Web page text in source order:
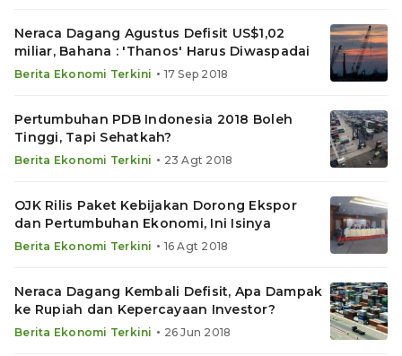
Neraca Dagang Agustus Defisit US$1,02
miliar, Bahana : 'Thanos' Harus Diwaspadai
Berita Ekonomi Terkini • 17 Sep 2018
Pertumbuhan PDB Indonesia 2018 Boleh
Tinggi, Tapi Sehatkah?
Berita Ekonomi Terkini • 23 Agt 2018
OJK Rilis Paket Kebijakan Dorong Ekspor
dan Pertumbuhan Ekonomi, Ini Isinya
Berita Ekonomi Terkini • 16 Agt 2018
Neraca Dagang Kembali Defisit, Apa Dampak
ke Rupiah dan Kepercayaan Investor?
Berita Ekonomi Terkini • 26 Jun 2018